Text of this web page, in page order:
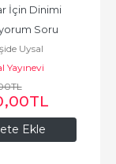
Ekle
İçin Dinimi
Soru
(3
Takım)
Uysal
Yayınevi
TL
,00TL